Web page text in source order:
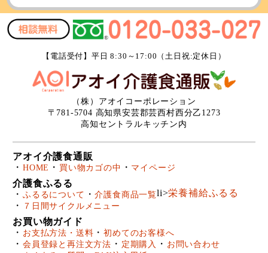
【電話受付】平日 8:30～17:00（土日祝:定休日）
（株）アオイコーポレーション
〒781-5704 高知県安芸郡芸西村西分乙1273
高知セントラルキッチン内
アオイ介護食通販
HOME 買い物カゴの中 マイページ
介護食ふるる
ふるるについて
介護食商品一覧
７日間サイクルメニュー
li>栄養補給ふるる
お買い物ガイド
お支払方法・送料
初めてのお客様へ
会員登録と再注文方法
定期購入
お問い合わせ